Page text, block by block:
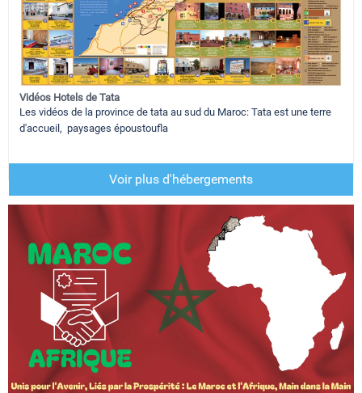
Vidéos Hotels de Tata
Les vidéos de la province de tata au sud du Maroc: Tata est une terre
d'accueil, paysages époustoufla
Voir plus d'hébergements